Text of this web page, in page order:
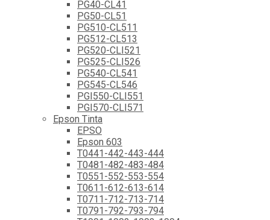
PG40-CL41
PG50-CL51
PG510-CL511
PG512-CL513
PG520-CLI521
PG525-CLI526
PG540-CL541
PG545-CL546
PGI550-CLI551
PGI570-CLI571
Epson Tinta
EPSO
Epson 603
T0441-442-443-444
T0481-482-483-484
T0551-552-553-554
T0611-612-613-614
T0711-712-713-714
T0791-792-793-794